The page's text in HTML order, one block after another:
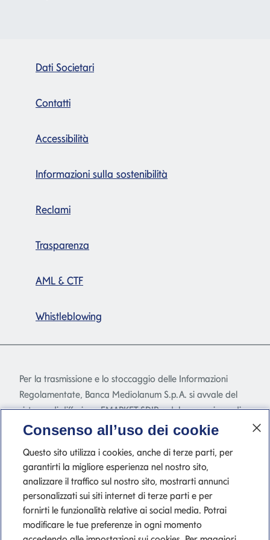
Dati Societari
Contatti
Accessibilità
Informazioni sulla sostenibilità
Reclami
Trasparenza
AML & CTF
Whistleblowing
Per la trasmissione e lo stoccaggio delle Informazioni
Regolamentate, Banca Mediolanum S.p.A. si avvale del
sistema di diffusione EMARKET SDIR e del meccanismo di
stoccaggio EMARKET Storage disponibile
Teleborsa S.r.l. - con sede Piazza di Priscilla, 4 - Roma - a
seguito dell'autorizzazione e delle delibere CONSOB n.
22517 e 22518 del 23 novembre 2022.
Consenso all’uso dei cookie
Questo sito utilizza i cookies, anche di terze parti, per
garantirti la migliore esperienza nel nostro sito,
analizzare il traffico sul nostro sito, mostrarti annunci
personalizzati sui siti internet di terze parti e per
fornirti le funzionalità relative ai social media. Potrai
modificare le tue preferenze in ogni momento